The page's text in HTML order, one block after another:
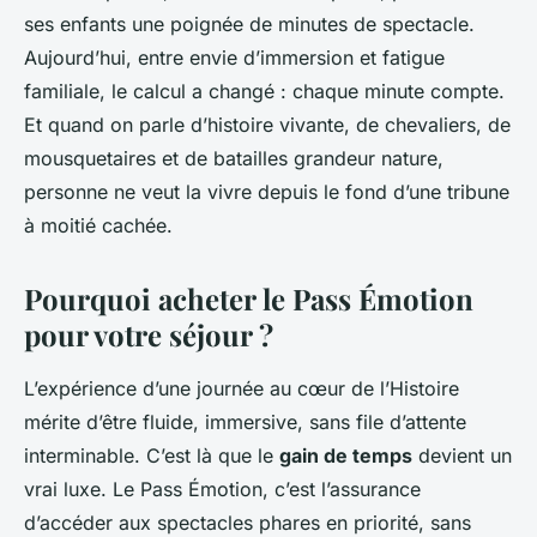
ses enfants une poignée de minutes de spectacle.
Aujourd’hui, entre envie d’immersion et fatigue
familiale, le calcul a changé : chaque minute compte.
Et quand on parle d’histoire vivante, de chevaliers, de
mousquetaires et de batailles grandeur nature,
personne ne veut la vivre depuis le fond d’une tribune
à moitié cachée.
Pourquoi acheter le Pass Émotion
pour votre séjour ?
L’expérience d’une journée au cœur de l’Histoire
mérite d’être fluide, immersive, sans file d’attente
interminable. C’est là que le gain de temps devient un
vrai luxe. Le Pass Émotion, c’est l’assurance
d’accéder aux spectacles phares en priorité, sans